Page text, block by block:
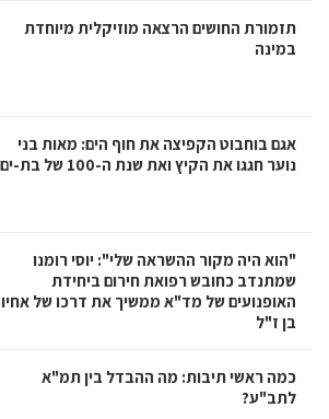
תזמורת החושים הרצאה מוזיקלית מיוחדת
במינה
אגם בוחבוט הקפיצה את חוף הים: מאות בני
נוער חגגו את הקיץ ואת שנת ה-100 של בת-ים
"הוא היה מקור ההשראה שלי": יוסי רומנו
שמתנדב כחובש רפואת חירום ביחידת
האופנועים של מד"א ממשיך את דרכו של אחיו
בן ז"ל
כמה ראשי תיבות: מה ההבדל בין תמ"א
לתב"ע?